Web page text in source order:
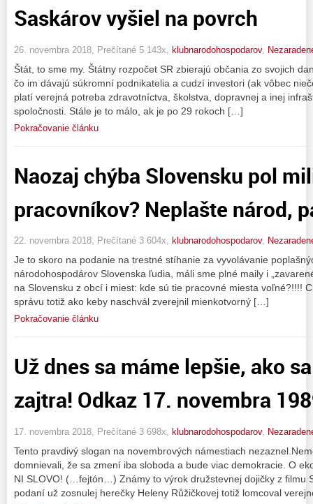
Saskárov vyšiel na povrch
26. novembra 2018, Prečítané 5 143x, klubnarodohospodarov,
Štát, to sme my. Štátny rozpočet SR zbierajú občania zo svojich
čo im dávajú súkromní podnikatelia a cudzí investori (ak vôbec
platí verejná potreba zdravotníctva, školstva, dopravnej a inej
spoločnosti. Stále je to málo, ak je po 29 rokoch […]
Pokračovanie článku
Naozaj chýba Slovensku pol
pracovníkov? Neplašte národ,
22. novembra 2018, Prečítané 3 604x, klubnarodohospodarov,
Je to skoro na podanie na trestné stíhanie za vyvolávanie
národohospodárov Slovenska ľudia, máli sme plné maily i
na Slovensku z obcí i miest: kde sú tie pracovné miesta voľné?!!!!
správu totiž ako keby naschvál zverejnil mienkotvorný […]
Pokračovanie článku
Už dnes sa máme lepšie, ako
zajtra! Odkaz 17. novembra
17. novembra 2018, Prečítané 3 698x, klubnarodohospodarov,
Tento pravdivý slogan na novembrových námestiach
domnievali, že sa zmení iba sloboda a bude viac demokracie. O
NI SLOVO! (…fejtón…) Známy to výrok družstevnej dojičky z filmu
podaní už zosnulej herečky Heleny Růžičkovej totiž lomcoval